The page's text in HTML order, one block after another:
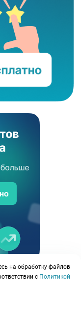
на обработку файлов
с Политикой